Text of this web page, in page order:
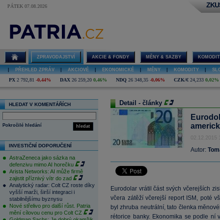
PÁTEK 07.08.2026
ZPRAVODAJSTVÍ AKCIE & FONDY MĚNY & SAZBY
PŘEHLED ZPRÁV AKCIOVÉ EKONOMICKÉ MĚNY KOMODITY
PX 2 792,81 -0,44% DAX 26 259,20 0,46% NDQ 26 348,35 -0,06% CZK/€ 24,233 0,02%
HLEDAT V KOMENTÁŘÍCH
hledat
Pokročilé hledání
INVESTIČNÍ DOPORUČENÍ
AstraZeneca jako sázka na
defenzivu mimo AI horečku
Arista Networks: AI může firmě
zajistit příznivý vítr do zad
Analytický radar: Colt CZ roste díky
vyšší marži, širší integraci i
stabilnějšímu byznysu
Nové střelivo pro další růst. Patria
mění cílovou cenu pro Colt CZ
Detail - články
02.12.2015
Autor:
Eurodolar vrátil část svých včerejších
včera zátěží včerejší report ISM, poté
byl zhruba neutrální, tato členka
rétorice banky. Ekonomika se podle ní